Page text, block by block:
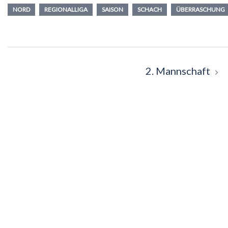
NORD REGIONALLIGA SAISON SCHACH ÜBERRASCHUNG
2. Mannschaft